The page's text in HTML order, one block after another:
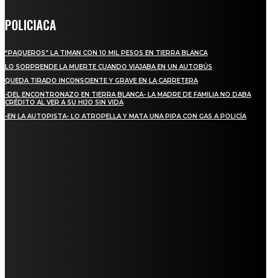
POLICIACA
“PAQUEROS” LA TIMAN CON 10 MIL PESOS EN TIERRA BLANCA
LO SORPRENDE LA MUERTE CUANDO VIAJABA EN UN AUTOBÚS
QUEDA TIRADO INCONSCIENTE Y GRAVE EN LA CARRETERA
-DEL ENCONTRONAZO EN TIERRA BLANCA- LA MADRE DE FAMILIA NO DABA
CRÉDITO AL VER A SU HIJO SIN VIDA
-EN LA AUTOPISTA- LO ATROPELLA Y MATA UNA PIPA CON GAS A POLICÍA